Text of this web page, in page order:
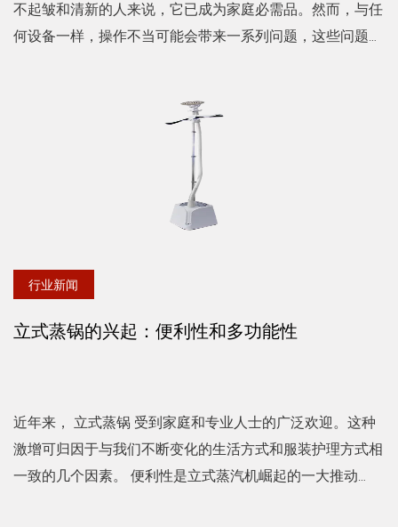
不起皱和清新的人来说，它已成为家庭必需品。然而，与任
何设备一样，操作不当可能会带来一系列问题，这些问题可
行业新闻
立式蒸锅的兴起：便利性和多功能性
近年来， 立式蒸锅 受到家庭和专业人士的广泛欢迎。这种
激增可归因于与我们不断变化的生活方式和服装护理方式相
一致的几个因素。 便利性是立式蒸汽机崛起的一大推动